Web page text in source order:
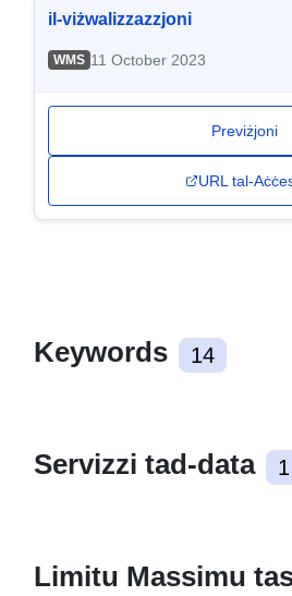
il-viżwalizzazzjoni
WMS 11 October 2023
Previżjoni
URL tal-
Keywords 14
Servizzi tad-data 1
Limitu Massimu